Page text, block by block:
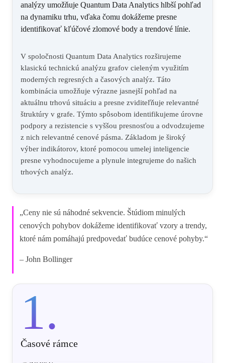
analýzy umožňuje Quantum Data Analytics hlbší pohľad
na dynamiku trhu, vďaka čomu dokážeme presne
identifikovať kľúčové zlomové body a trendové línie.
V spoločnosti Quantum Data Analytics rozširujeme
klasickú technickú analýzu grafov cieleným využitím
moderných regresných a časových analýz. Táto
kombinácia umožňuje výrazne jasnejší pohľad na
aktuálnu trhovú situáciu a presne zviditeľňuje relevantné
štruktúry v grafe. Týmto spôsobom identifikujeme úrovne
podpory a rezistencie s vyššou presnosťou a odvodzujeme
z nich relevantné cenové pásma. Základom je široký
výber indikátorov, ktoré pomocou umelej inteligencie
presne vyhodnocujeme a plynule integrujeme do našich
trhových analýz.
„Ceny nie sú náhodné sekvencie. Štúdiom minulých
cenových pohybov dokážeme identifikovať vzory a trendy,
ktoré nám pomáhajú predpovedať budúce cenové pohyby.“
– John Bollinger
1.
Časové rámce